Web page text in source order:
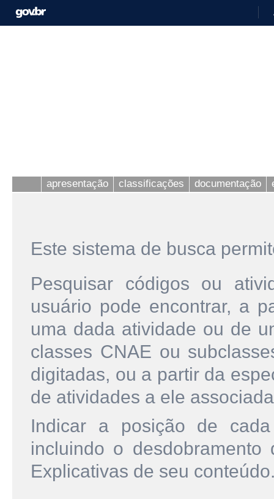
apresentação classificações documentação
Este sistema de busca
Pesquisar códigos ou
usuário pode encontrar, a
uma dada atividade ou de
classes CNAE ou
digitadas, ou a partir da
de atividades a ele
Indicar a posição de
incluindo o
Explicativas de seu